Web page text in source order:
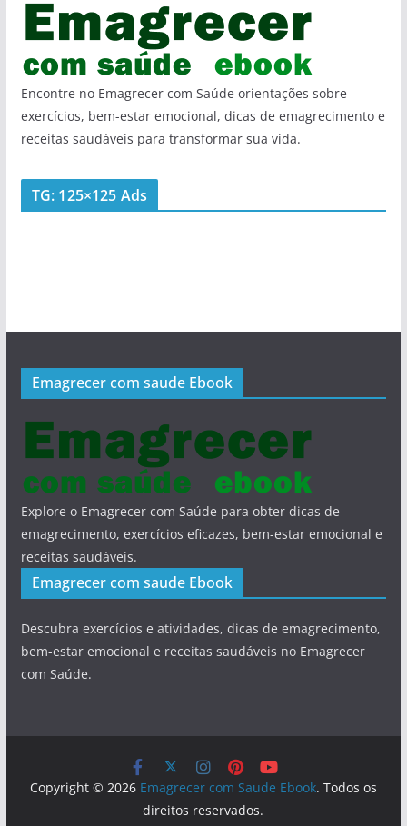
Encontre no Emagrecer com Saúde orientações sobre
exercícios, bem-estar emocional, dicas de emagrecimento e
receitas saudáveis para transformar sua vida.
TG: 125×125 Ads
Emagrecer com saude Ebook
Explore o Emagrecer com Saúde para obter dicas de
emagrecimento, exercícios eficazes, bem-estar emocional e
receitas saudáveis.
Emagrecer com saude Ebook
Descubra exercícios e atividades, dicas de emagrecimento,
bem-estar emocional e receitas saudáveis no Emagrecer
com Saúde.
Copyright © 2026 Emagrecer com Saude Ebook. Todos os
direitos reservados.